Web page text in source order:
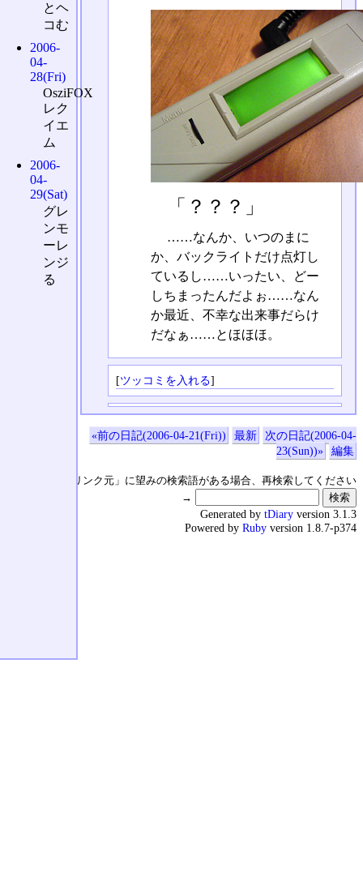
「？？？」
……なんか、いつのまに
か、バックライトだけ点灯し
ているし……いったい、どー
しちまったんだよぉ……なん
か最近、不幸な出来事だらけ
だなぁ……とほほほ。
[ツッコミを入れる]
«前の日記(2006-04-21(Fri)) 最新
次の日記(2006-04-
23(Sun))»
編集
↑の「本日のリンク元」に望みの検索語がある場合、再検索してください
→
とヘ
コむ
2006-
04-
28(Fri)
OsziFOX
レク
イエ
ム
2006-
04-
29(Sat)
グレ
ンモ
ーレ
ンジ
る
Generated by tDiary version 3.1.3
Powered by Ruby version 1.8.7-p374